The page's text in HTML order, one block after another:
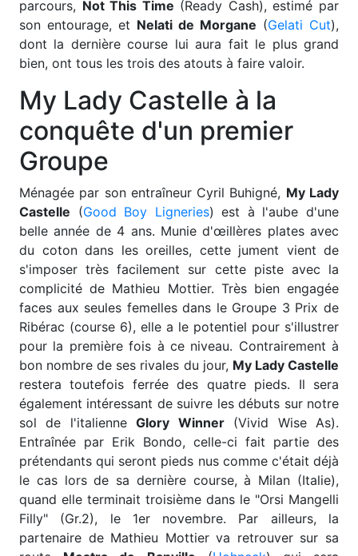
parcours, Not This Time (Ready Cash), estimé par
son entourage, et Nelati de Morgane (Gelati Cut),
dont la dernière course lui aura fait le plus grand
bien, ont tous les trois des atouts à faire valoir.
My Lady Castelle à la
conquête d'un premier
Groupe
Ménagée par son entraîneur Cyril Buhigné, My Lady
Castelle (Good Boy Ligneries) est à l'aube d'une
belle année de 4 ans. Munie d'œillères plates avec
du coton dans les oreilles, cette jument vient de
s'imposer très facilement sur cette piste avec la
complicité de Mathieu Mottier. Très bien engagée
faces aux seules femelles dans le Groupe 3 Prix de
Ribérac (course 6), elle a le potentiel pour s'illustrer
pour la première fois à ce niveau. Contrairement à
bon nombre de ses rivales du jour, My Lady Castelle
restera toutefois ferrée des quatre pieds. Il sera
également intéressant de suivre les débuts sur notre
sol de l'italienneGlory Winner(Vivid Wise As).
Entraînée par Erik Bondo, celle-ci fait partie des
prétendants qui seront pieds nus comme c'était déjà
le cas lors de sa dernière course, à Milan (Italie),
quand elle terminait troisième dans le "Orsi Mangelli
Filly" (Gr.2), le 1er novembre. Par ailleurs, la
partenaire de Mathieu Mottier va retrouver sur sa